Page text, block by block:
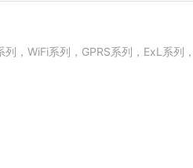
，WiFi系列，GPRS系列，ExL系列